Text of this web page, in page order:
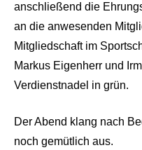
anschließend die
an die anwesenden
Mitgliedschaft im
Markus Eigenherr und
Verdienstnadel in grün.
Der Abend klang nach
noch gemütlich aus.